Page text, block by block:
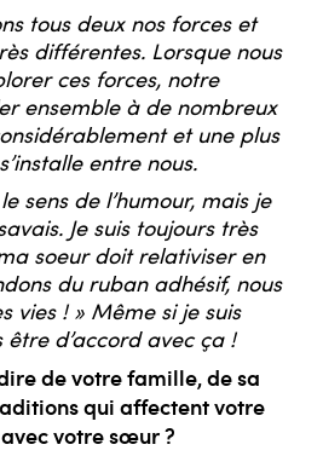
tous deux nos forces et
différentes. Lorsque nous
ces forces, notre
ensemble à de nombreux
et une plus
entre nous.
sens de l’humour, mais je
Je suis toujours très
soeur doit relativiser en
du ruban adhésif, nous
vies ! » Même si je suis
d’accord avec ça !
de votre famille, de sa
qui affectent votre
votre sœur ?